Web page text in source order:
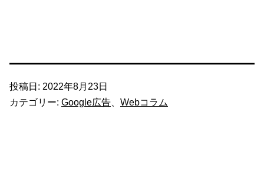
投稿日: 2022年8月23日
カテゴリー: Google広告 Webコラム